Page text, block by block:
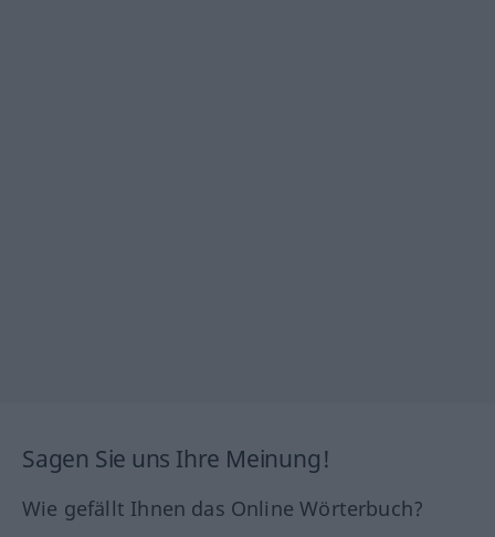
Sagen Sie uns Ihre Meinung!
Wie gefällt Ihnen das Online Wörterbuch?